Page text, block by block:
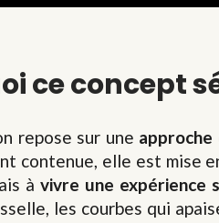
ce concept
repose sur une
contenue, elle est mise
à vivre une expérience
les courbes qui